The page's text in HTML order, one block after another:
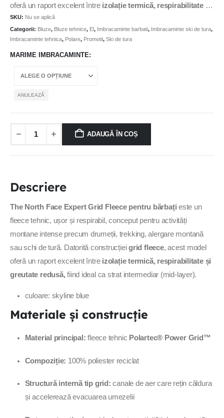
oferă un raport excelent între izolație termică, respirabilitate și
greutate redusă.
SKU: Nu se aplică
Categorii: Bluze, Bluze tehnice, El, Imbracaminte barbati, Imbracaminte ski de tura,
Imbracaminte tehnica, Polare, Promotii, Ski de tura
MARIME IMBRACAMINTE
ANULEAZĂ
ADAUGĂ ÎN COȘ
Descriere
The North Face Expert Grid Fleece pentru bărbați este un
fleece tehnic, ușor și respirabil, conceput pentru activități
montane intense precum drumeții, trekking, alergare montană
sau schi de tură. Datorită construcțieigrid fleece, acest model
oferă un raport excelent între izolație termică, respirabilitate și
greutate redusă,fiind ideal ca strat intermediar (mid-layer).
culoare: skyline blue
Materiale și construcție
Material principal: fleece tehnic Polartec® Power Grid™
Compoziție: 100% poliester reciclat
Structură internă tip grid: canale de aer care rețin căldura
și accelerează evacuarea umezelii